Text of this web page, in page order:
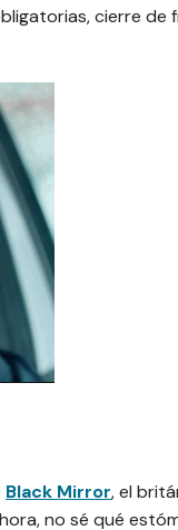
cierre de
Black Mirror, el
no sé qué